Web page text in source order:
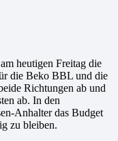
heutigen Freitag die
die Beko BBL und die
Richtungen ab und
ab. In den
Anhalter das Budget
zu bleiben.